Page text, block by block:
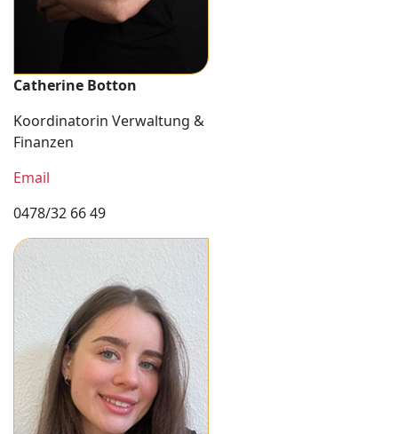
Catherine Botton
Koordinatorin Verwaltung &
Finanzen
Email
0478/32 66 49